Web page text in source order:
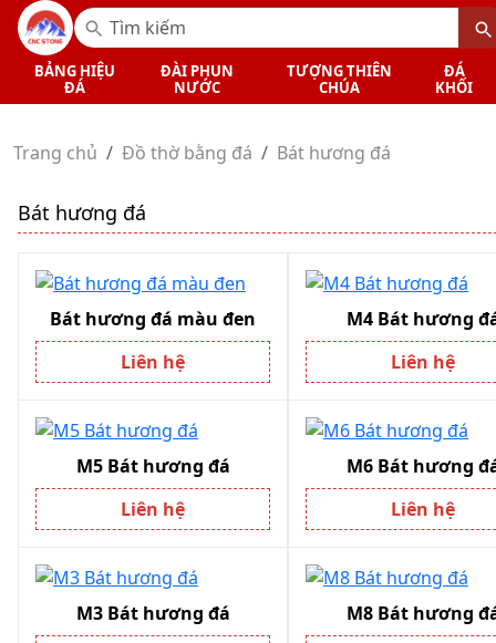
BẢNG HIỆU
ĐÁ
ĐÀI PHUN
NƯỚC
TƯỢNG THIÊN
CHÚA
ĐÁ
KHỐI
Trang chủ Đồ thờ bằng đá Bát hương đá
Bát hương đá
Bát hương đá màu đen
Liên hệ
M4 Bát hương
Liên hệ
M5 Bát hương đá
Liên hệ
M6 Bát hương
Liên hệ
M3 Bát hương đá
M8 Bát hương